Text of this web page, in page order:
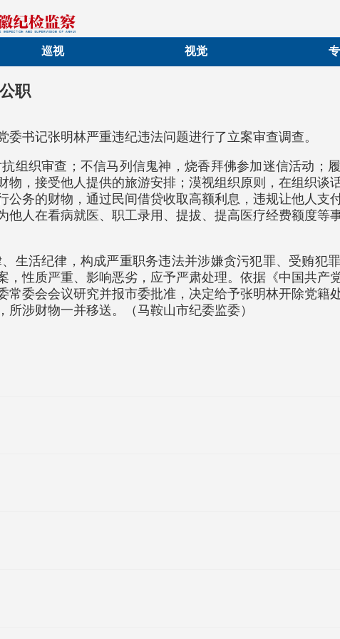
巡视 视觉
职
书记张明林严重违纪违法问题进行了立案审查调查。
组织审查；不信马列信鬼神，烧香拜佛参加迷信活动；
，接受他人提供的旅游安排；漠视组织原则，在组织谈
务的财物，通过民间借贷收取高额利息，违规让他人支
人在看病就医、职工录用、提拔、提高医疗经费额度等
生活纪律，构成严重职务违法并涉嫌贪污犯罪、受贿犯
性质严重、影响恶劣，应予严肃处理。依据《中国共产
委会会议研究并报市委批准，决定给予张明林开除党籍
涉财物一并移送。（马鞍山市纪委监委）